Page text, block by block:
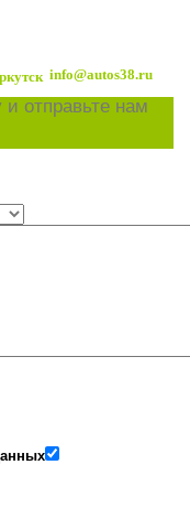
info@autos38.ru
отправьте нам